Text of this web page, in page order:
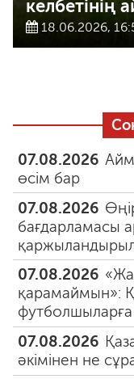
келбетінің
18.06.2026,
07.08.2026
өсім бар
07.08.2026
бағдарламасы
07.08.2026
қарамаймын»:
07.08.2026
әкімінен не